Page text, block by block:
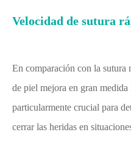
Velocidad de sutura
En comparación con la sutura
de piel mejora en gran
particularmente crucial para
cerrar las heridas en